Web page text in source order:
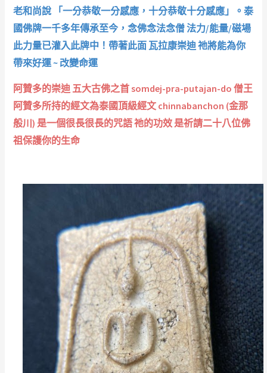
老和尚說 「一分恭敬一分感應，十分恭敬十分感應」。泰
國佛牌一千多年傳承至今，念佛念法念僧 法力/能量/磁場
此力量已灌入此牌中！帶著此面 瓦拉康崇迪 祂將能為你
帶來好運 ~ 改變命運
阿贊多的崇迪 五大古佛之首 somdej-pra-putajan-do 僧王
阿贊多所持的經文為泰國頂級經文 chinnabanchon (金那
般川) 是一個很長很長的咒語 祂的功效 是祈請二十八位佛
祖保護你的生命